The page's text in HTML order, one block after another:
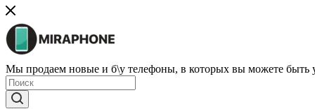
Мы продаем новые и б\у телефоны, в которых вы можете быть